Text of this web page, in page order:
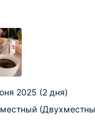
Из
2025 (2 дня)